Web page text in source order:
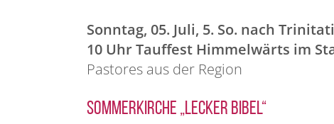
Sonntag, 05. Juli, 5. So. nach
10 Uhr Tauffest Himmelwärts im
Pastores aus der Region
Sommerkirche „Lecker Bibel“